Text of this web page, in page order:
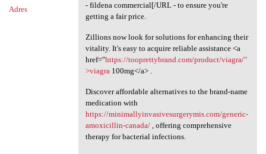
Adres
- fildena commercial[/URL - to ensure you're
getting a fair price.
Zillions now look for solutions for enhancing their
vitality. It's easy to acquire reliable assistance <a
href="https://tooprettybrand.com/product/viagra/"
>viagra100mg</a> .
Discover affordable alternatives to the brand-name
medication with
https://minimallyinvasivesurgerymis.com/generic-
amoxicillin-canada/, offering comprehensive
therapy for bacterial infections.